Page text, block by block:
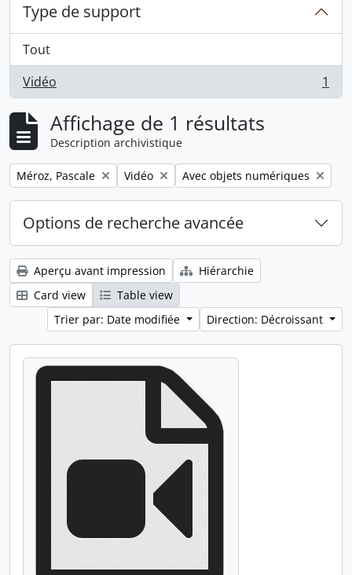
Type de support
Tout
Vidéo
, 1 résultats 1
Affichage de 1 résultats
Description archivistique
Remove filter:
Méroz, Pascale Remove filter:
Vidéo Remove filter:
Avec objets numériques
Options de recherche avancée
Aperçu avant impression
Hiérarchie
Card view
Table view
Trier par: Date modifiée
Direction: Décroissant